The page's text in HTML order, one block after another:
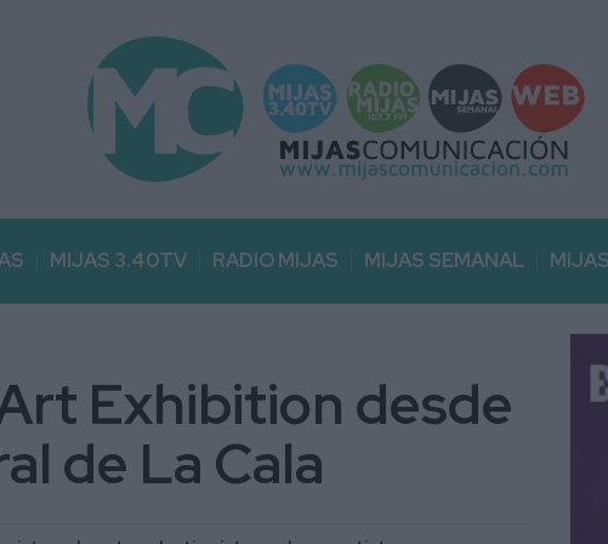
MIJAS 3.40TV RADIO MIJAS MIJAS SEMANAL
Exhibition desde
de La Cala